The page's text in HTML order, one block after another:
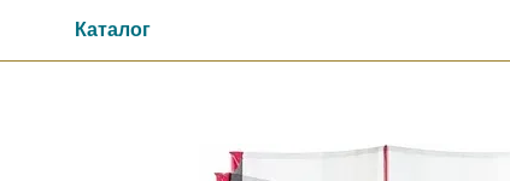
Перейти до основного контенту
Каталог